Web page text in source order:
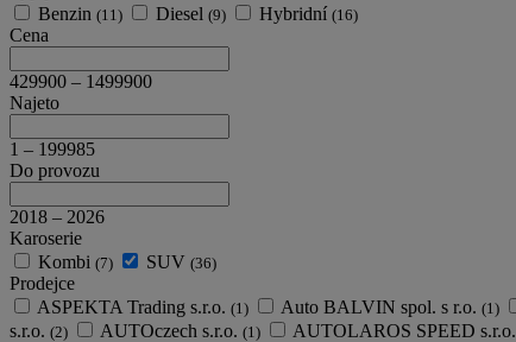
Benzin (11) Diesel (9) Hybridní (16)
Cena
429900 – 1499900
Najeto
1 – 199985
Do provozu
2018 – 2026
Karoserie
Kombi (7) SUV (36)
Prodejce
ASPEKTA Trading s.r.o. (1) Auto BALVIN spol. s r.o. (1)
s.r.o. (2) AUTOczech s.r.o. (1) AUTOLAROS SPEED s.r.o.